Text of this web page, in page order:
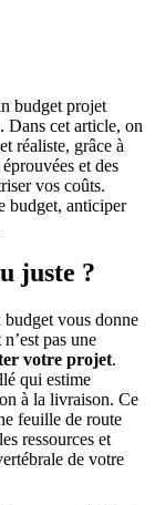
budget projet
Dans cet article, on
réaliste, grâce à
et des
vos coûts.
budget, anticiper
juste ?
vous donne
pas une
votre projet.
qui estime
à la livraison. Ce
feuille de route
ressources et
de votre